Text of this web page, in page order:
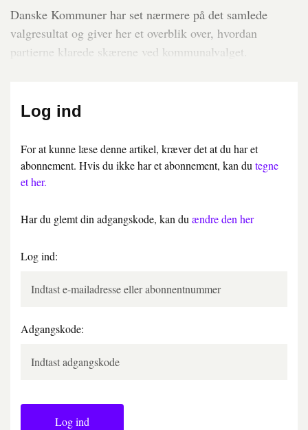
Danske Kommuner har set nærmere på det samlede
valgresultat og giver her et overblik over, hvordan
partierne klarede skærene ved kommunalvalget.
Log ind
For at kunne læse denne artikel, kræver det at du har et
abonnement. Hvis du ikke har et abonnement, kan du tegne
et her.
Har du glemt din adgangskode, kan du ændre den her
Log ind:
Adgangskode:
Log ind